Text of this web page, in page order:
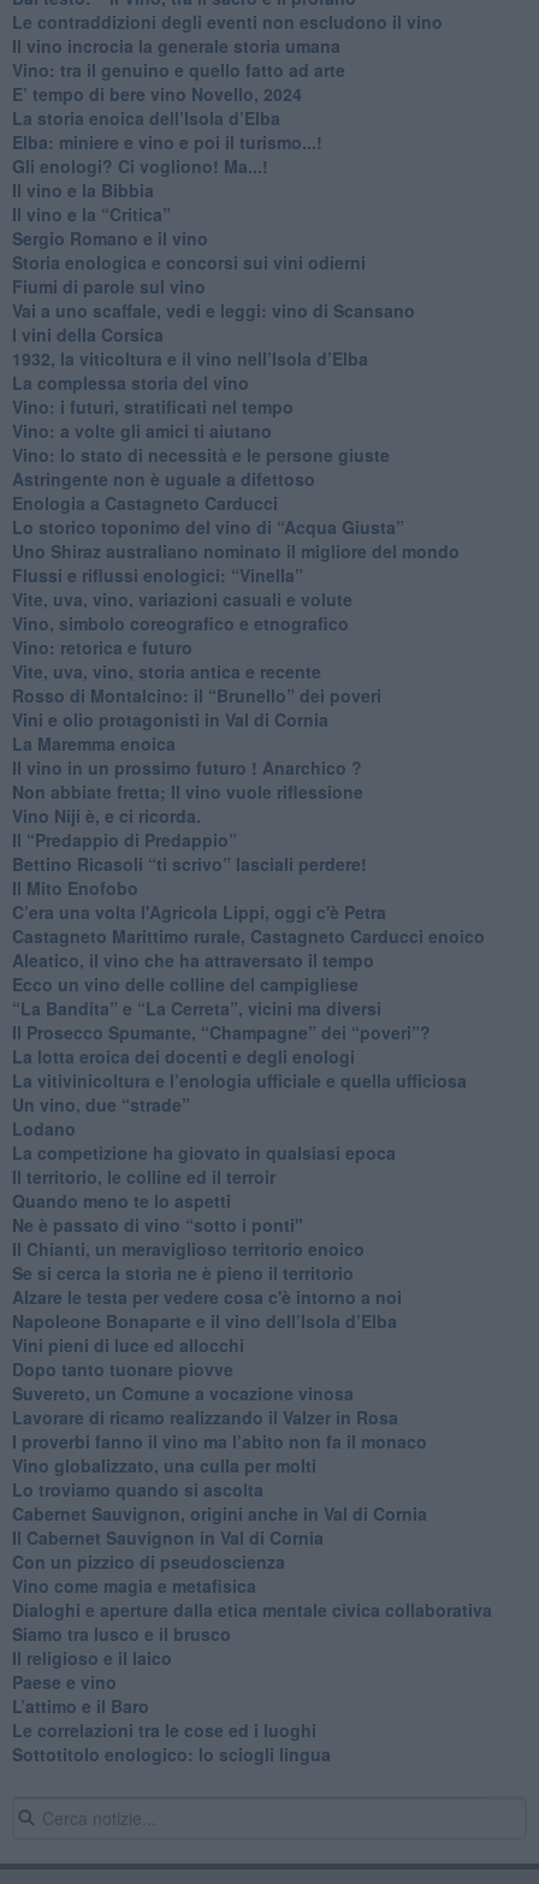
Le contraddizioni degli eventi non escludono il vino
​Il vino incrocia la generale storia umana
Vino: tra il genuino e quello fatto ad arte
E’ tempo di bere vino Novello, 2024
La storia enoica dell’Isola d’Elba
Elba: miniere e vino e poi il turismo...!
​Gli enologi? Ci vogliono! Ma...!
​Il vino e la Bibbia
​Il vino e la “Critica”
Sergio Romano e il vino
​Storia enologica e concorsi sui vini odierni
Fiumi di parole sul vino
​Vai a uno scaffale, vedi e leggi: vino di Scansano
​I vini della Corsica
​1932, la viticoltura e il vino nell’Isola d’Elba
​La complessa storia del vino
​Vino: i futuri, stratificati nel tempo
Vino: a volte gli amici ti aiutano
Vino: lo stato di necessità e le persone giuste
​Astringente non è uguale a difettoso
Enologia a Castagneto Carducci
Lo storico toponimo del vino di “Acqua Giusta”
Uno Shiraz australiano nominato il migliore del mondo
​Flussi e riflussi enologici: “Vinella”
Vite, uva, vino, variazioni casuali e volute
Vino, simbolo coreografico e etnografico
​Vino: retorica e futuro
​Vite, uva, vino, storia antica e recente
​Rosso di Montalcino: il “Brunello” dei poveri
Vini e olio protagonisti in Val di Cornia
​La Maremma enoica
Il vino in un prossimo futuro ! Anarchico ?
​Non abbiate fretta; Il vino vuole riflessione
​Vino Niji è, e ci ricorda.
Il “Predappio di Predappio”
Bettino Ricasoli “ti scrivo” lasciali perdere!
Il Mito Enofobo
​C’era una volta l'Agricola Lippi, oggi c'è Petra
​Castagneto Marittimo rurale, Castagneto Carducci enoico
Aleatico, il vino che ha attraversato il tempo
Ecco un vino delle colline del campigliese
“La Bandita” e “La Cerreta”, vicini ma diversi
​Il Prosecco Spumante, “Champagne” dei “poveri”?
​La lotta eroica dei docenti e degli enologi
​La vitivinicoltura e l’enologia ufficiale e quella ufficiosa
​Un vino, due “strade”
Lodano
​La competizione ha giovato in qualsiasi epoca
Il territorio, le colline ed il terroir
Quando meno te lo aspetti
​Ne è passato di vino “sotto i ponti"
​Il Chianti, un meraviglioso territorio enoico
​Se si cerca la storia ne è pieno il territorio
Alzare le testa per vedere cosa c'è intorno a noi
​Napoleone Bonaparte e il vino dell’Isola d’Elba
Vini pieni di luce ed allocchi
Dopo tanto tuonare piovve
Suvereto, un Comune a vocazione vinosa
Lavorare di ricamo realizzando il Valzer in Rosa
​I proverbi fanno il vino ma l’abito non fa il monaco
Vino globalizzato, una culla per molti
Lo troviamo quando si ascolta
Cabernet Sauvignon, origini anche in Val di Cornia
Il Cabernet Sauvignon in Val di Cornia
Con un pizzico di pseudoscienza
​Vino come magia e metafisica
Dialoghi e aperture dalla etica mentale civica collaborativa
Siamo tra lusco e il brusco
Il religioso e il laico
​Paese e vino
L’attimo e il Baro
Le correlazioni tra le cose ed i luoghi
​Sottotitolo enologico: lo sciogli lingua